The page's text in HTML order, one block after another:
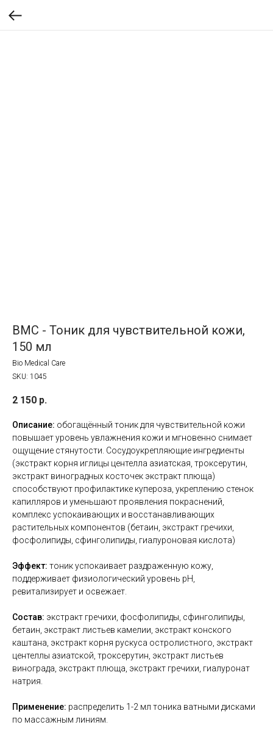
BMC - Тоник для чувствительной кожи,
150 мл
Bio Medical Care
SKU: 1045
2 150 р.
Описание: обогащённый тоник для чувствительной кожи
повышает уровень увлажнения кожи и мгновенно снимает
ощущение стянутости. Сосудоукрепляющие ингредиенты
(экстракт корня иглицы центелла азиатская, троксерутин,
экстракт виноградных косточек экстракт плюща)
способствуют профилактике купероза, укреплению стенок
капилляров и уменьшают проявления покраснений,
комплекс успокаивающих и восстанавливающих
растительных компонентов (бетаин, экстракт гречихи,
фосфолипиды, сфинголипиды, гиалуроновая кислота)
Эффект: тоник успокаивает раздраженную кожу,
поддерживает физиологический уровень pH,
ревитализирует и освежает.
Состав: экстракт гречихи, фосфолипиды, сфинголипиды,
бетаин, экстракт листьев камелии, экстракт конского
каштана, экстракт корня рускуса остролистного, экстракт
центеллы азиатской, троксерутин, экстракт листьев
винограда, экстракт плюща, экстракт гречихи, гиалуронат
натрия.
Применение: распределить 1-2 мл тоника ватными дисками
по массажным линиям.